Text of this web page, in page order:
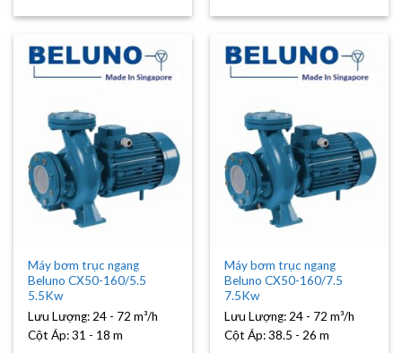
Máy bơm trục ngang
Beluno CX50-160/5.5
5.5Kw
Lưu Lượng: 24 - 72 m³/h
Cột Áp:31 - 18 m
Máy bơm trục ngang
Beluno CX50-160/7.5
7.5Kw
Lưu Lượng: 24 - 72 m³/h
Cột Áp:38.5 - 26 m